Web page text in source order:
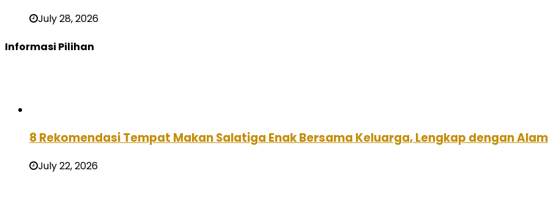
July 28, 2026
Informasi Pilihan
8 Rekomendasi Tempat Makan Salatiga Enak Bersama Keluarga, Lengkap dengan
July 22, 2026